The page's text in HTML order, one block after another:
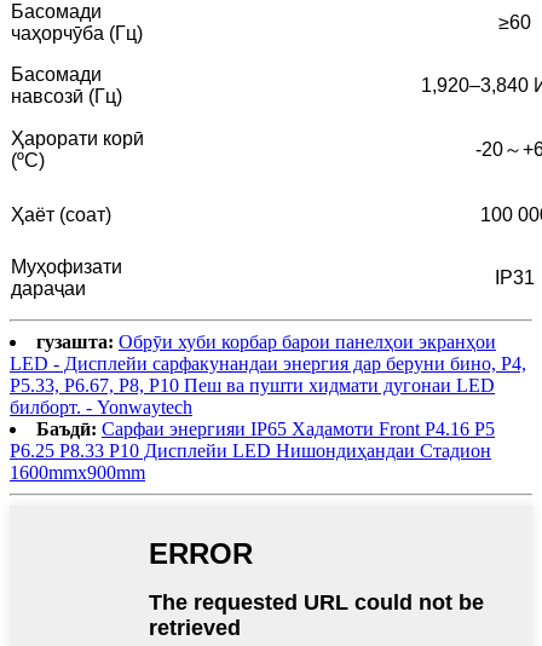
Басомади
чаҳорчӯба (Гц)
≥60
Басомади
навсозӣ (Гц)
1,920–3,840
Ҳарорати корӣ
(ºC)
-20～
Ҳаёт (соат) 100
Муҳофизати
дараҷаи
IP31
гузашта: Обрӯи хуби корбар барои панелҳои экранҳои
LED - Дисплейи сарфакунандаи энергия дар беруни бино, P4,
P5.33, P6.67, P8, P10 Пеш ва пушти хидмати дугонаи LED
билборт. - Yonwaytech
Баъдӣ: Сарфаи энергияи IP65 Хадамоти Front P4.16 P5
P6.25 P8.33 P10 Дисплейи LED Нишондиҳандаи Стадион
1600mmx900mm